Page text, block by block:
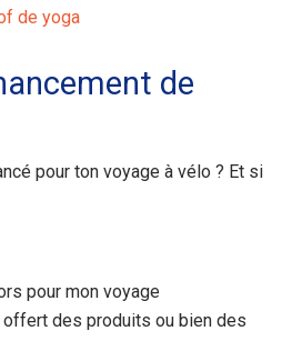
de yoga
de
pour ton voyage à vélo ? Et si
pour mon voyage
offert des produits ou bien des